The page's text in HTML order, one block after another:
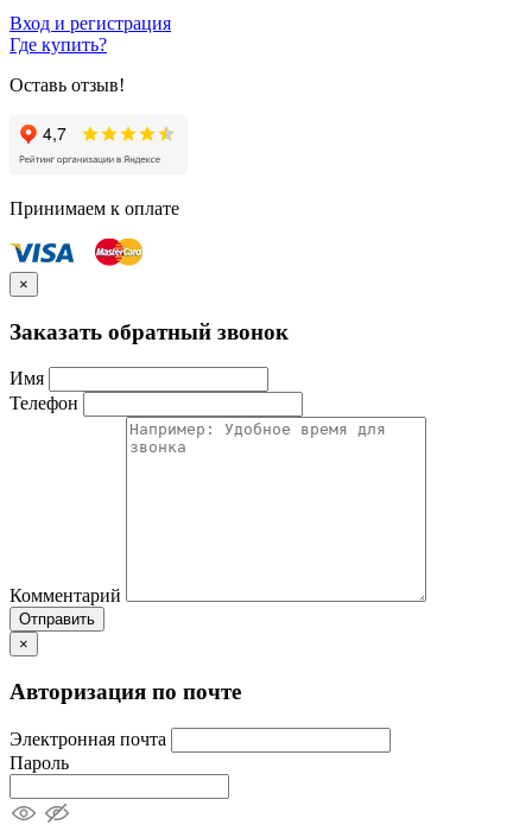
Вход и регистрация
Где купить?
Оставь отзыв!
Принимаем к оплате
×
Заказать обратный звонок
Имя
Телефон
Комментарий
Отправить
×
Авторизация по почте
Электронная почта
Пароль